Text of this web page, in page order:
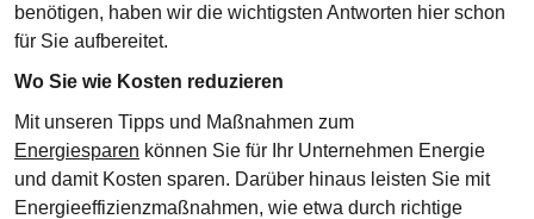
benötigen, haben wir die wichtigsten Antworten hier schon
für Sie aufbereitet.
Wo Sie wie Kosten reduzieren
Mit unseren Tipps und Maßnahmen zum
Energiesparen können Sie für Ihr Unternehmen Energie
und damit Kosten sparen. Darüber hinaus leisten Sie mit
Energieeffizienzmaßnahmen, wie etwa durch richtige